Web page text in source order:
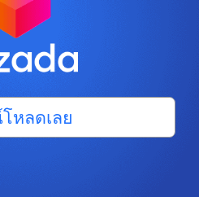
หลดเลย